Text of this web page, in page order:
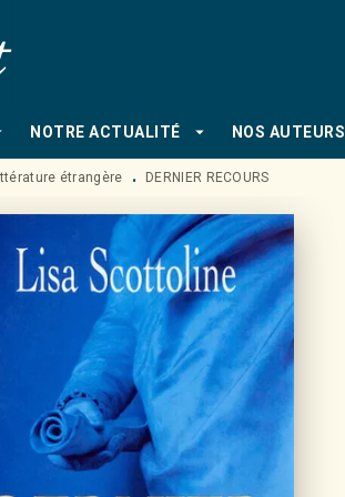
NOTRE ACTUALITÉ arrow_drop_down NOS AUTEURS
étrangère • DERNIER RECOURS